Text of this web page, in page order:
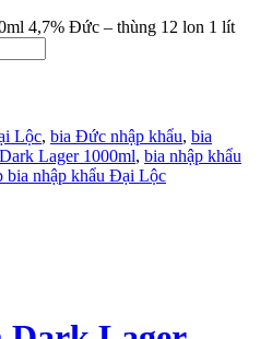
4,7% Đức – thùng 12 lon 1 lít
Lộc, bia Đức nhập khẩu, bia
Lager 1000ml, bia nhập khẩu
bia nhập khẩu Đại Lộc